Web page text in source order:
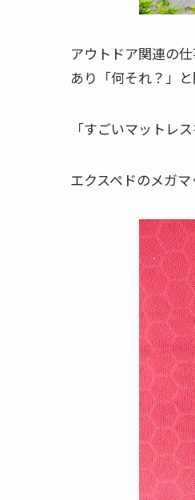
アウトドア関連の
あり「何それ？」と
「すごいマットレ
エクスペドのメガ